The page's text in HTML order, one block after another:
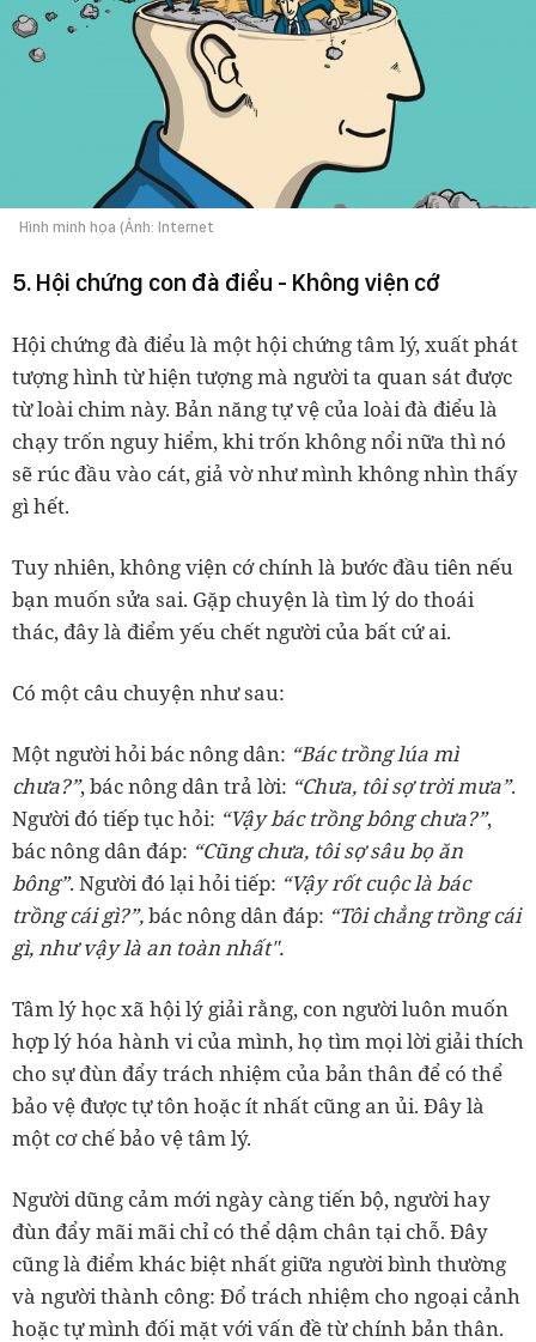
Hình minh họa (Ảnh: Internet
5. Hội chứng con đà điểu - Không viện cớ
Hội chứng đà điểu là một hội chứng tâm lý, xuất phát
tượng hình từ hiện tượng mà người ta quan sát được
từ loài chim này. Bản năng tự vệ của loài đà điểu là
chạy trốn nguy hiểm, khi trốn không nổi nữa thì nó
sẽ rúc đầu vào cát, giả vờ như mình không nhìn thấy
gì hết.
Tuy nhiên, không viện cớ chính là bước đầu tiên nếu
bạn muốn sửa sai. Gặp chuyện là tìm lý do thoái
thác, đây là điểm yếu chết người của bất cứ ai.
Có một câu chuyện như sau:
Một người hỏi bác nông dân: “Bác trồng lúa mì
chưa?”, bác nông dân trả lời: “Chưa, tôi sợ trời mưa”.
Người đó tiếp tục hỏi: “Vậy bác trồng bông chưa?”,
bác nông dân đáp: “Cũng chưa, tôi sợ sâu bọ ăn
bông”. Người đó lại hỏi tiếp: “Vậy rốt cuộc là bác
trồng cái gì?”,bác nông dân đáp: “Tôi chẳng trồng cái
gì, như vậy là an toàn nhất".
Tâm lý học xã hội lý giải rằng, con người luôn muốn
hợp lý hóa hành vi của mình, họ tìm mọi lời giải thích
cho sự đùn đẩy trách nhiệm của bản thân để có thể
bảo vệ được tự tôn hoặc ít nhất cũng an ủi. Đây là
một cơ chế bảo vệ tâm lý.
Người dũng cảm mới ngày càng tiến bộ, người hay
đùn đẩy mãi mãi chỉ có thể dậm chân tại chỗ. Đây
cũng là điểm khác biệt nhất giữa người bình thường
và người thành công: Đổ trách nhiệm cho ngoại cảnh
hoặc tự mình đối mặt với vấn đề từ chính bản thân.